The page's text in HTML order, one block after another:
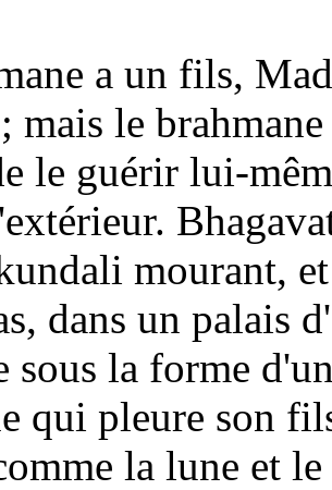
a un fils,
mais le
le guérir lui-
mourant,
dans un palais
sous la forme
qui pleure son
la lune et